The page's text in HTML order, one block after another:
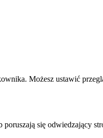
Możesz ustawić
się odwiedzający